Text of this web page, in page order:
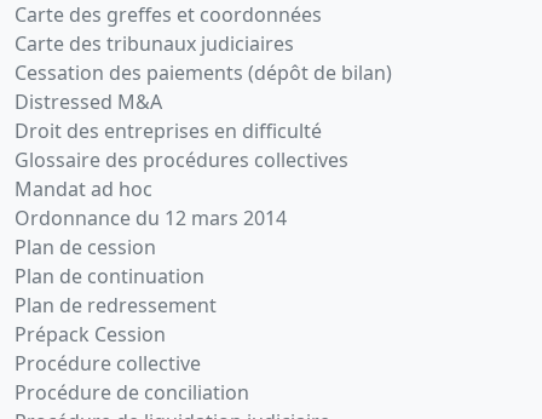
Carte des greffes et coordonnées
Carte des tribunaux judiciaires
Cessation des paiements (dépôt de bilan)
Distressed M&A
Droit des entreprises en difficulté
Glossaire des procédures collectives
Mandat ad hoc
Ordonnance du 12 mars 2014
Plan de cession
Plan de continuation
Plan de redressement
Prépack Cession
Procédure collective
Procédure de conciliation